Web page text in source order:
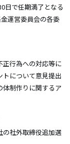
日で任期満了となる
運営委員会の各委
正行為への対応等に
について意見提出
制作りに関するア
の社外取締役追加選